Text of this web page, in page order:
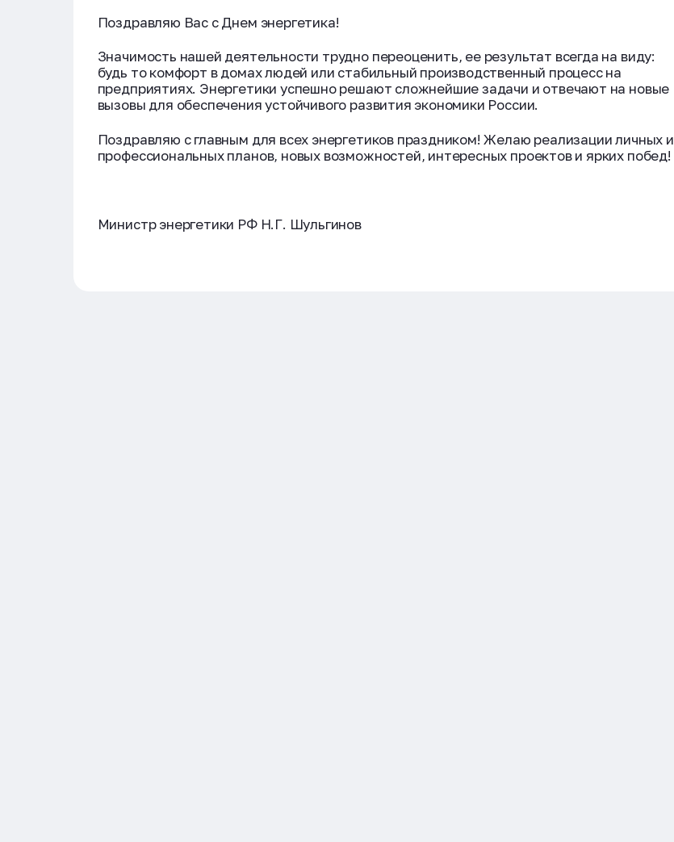
Поздравляю Вас с Днем энергетика!
Значимость нашей деятельности трудно переоценить, ее результат всегда на виду:
будь то комфорт в домах людей или стабильный производственный процесс на
предприятиях. Энергетики успешно решают сложнейшие задачи и отвечают на новые
вызовы для обеспечения устойчивого развития экономики России.
Поздравляю с главным для всех энергетиков праздником! Желаю реализации личных и
профессиональных планов, новых возможностей, интересных проектов и ярких побед!
Министр энергетики РФ Н.Г. Шульгинов